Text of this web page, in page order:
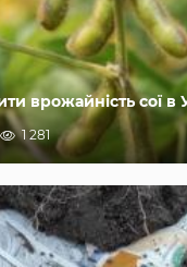
врожайність сої в
1 281